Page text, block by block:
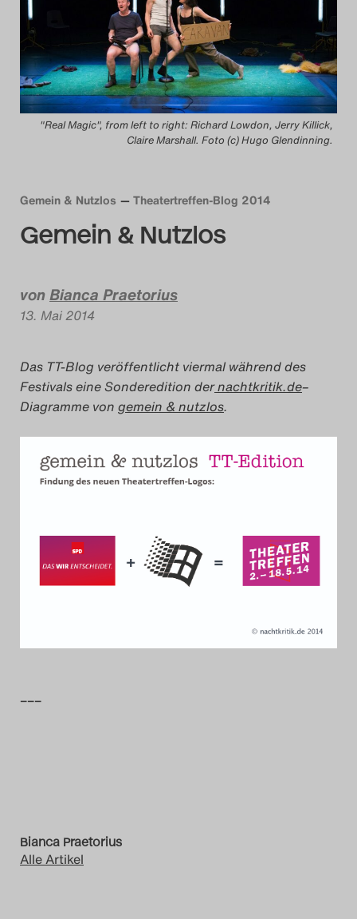
Das Theatertreffen-Blog
2014
Das Theatertreffen-Blog
2015
2016
Das Theatertreffen-Blog
Das Theatertreffen-Blog
Das Theatertreffen-Blog
2018 Alumni
Das Theatertreffen-Blog
2019
Das Theatertreffen-Blog
2020
"Real Magic", from left to right: Richard Lowdon, Jerry Killick,
Claire Marshall. Foto (c) Hugo Glendinning.
Gemein & Nutzlos Theatertreffen-Blog 2014
Gemein & Nutzlos
vonBianca Praetorius
13. Mai 2014
Das TT-Blog veröffentlicht viermal während des
Festivals eine Sonderedition dernachtkritik.de–
Diagramme von gemein & nutzlos.
–––
Bianca Praetorius
Alle Artikel